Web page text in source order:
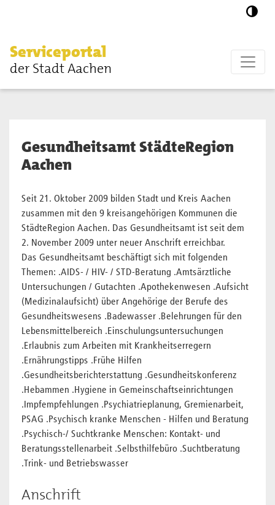
Serviceportal
der Stadt Aachen
Gesundheitsamt StädteRegion
Aachen
Seit 21. Oktober 2009 bilden Stadt und Kreis Aachen
zusammen mit den 9 kreisangehörigen Kommunen die
StädteRegion Aachen. Das Gesundheitsamt ist seit dem
2. November 2009 unter neuer Anschrift erreichbar.
Das Gesundheitsamt beschäftigt sich mit folgenden
Themen: .AIDS- / HIV- / STD-Beratung .Amtsärztliche
Untersuchungen / Gutachten .Apothekenwesen .Aufsicht
(Medizinalaufsicht) über Angehörige der Berufe des
Gesundheitswesens .Badewasser .Belehrungen für den
Lebensmittelbereich .Einschulungsuntersuchungen
.Erlaubnis zum Arbeiten mit Krankheitserregern
.Ernährungstipps .Frühe Hilfen
.Gesundheitsberichterstattung .Gesundheitskonferenz
.Hebammen .Hygiene in Gemeinschaftseinrichtungen
.Impfempfehlungen .Psychiatrieplanung, Gremienarbeit,
PSAG .Psychisch kranke Menschen - Hilfen und Beratung
.Psychisch-/ Suchtkranke Menschen: Kontakt- und
Beratungsstellenarbeit .Selbsthilfebüro .Suchtberatung
.Trink- und Betriebswasser
Anschrift